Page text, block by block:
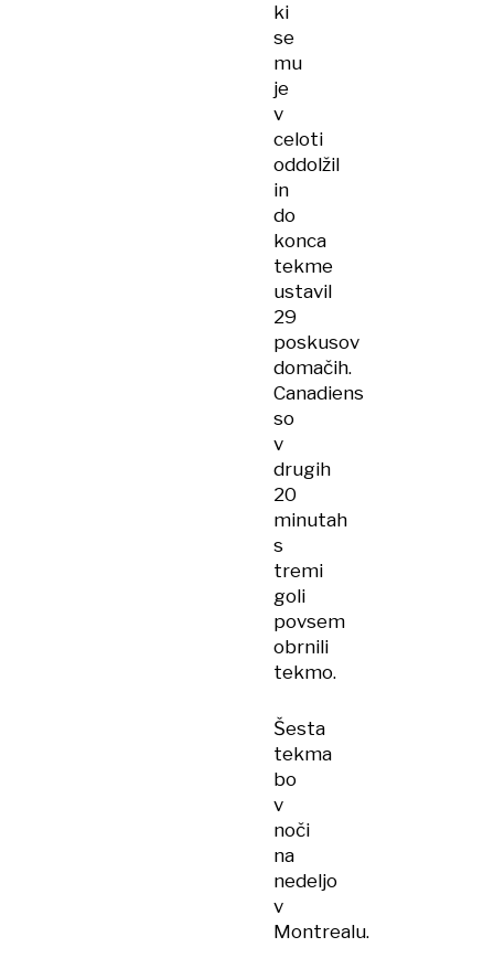
ki
se
mu
je
v
celoti
oddolžil
in
do
konca
tekme
ustavil
29
poskusov
domačih.
Canadiens
so
v
drugih
20
minutah
s
tremi
goli
povsem
obrnili
tekmo.
Šesta
tekma
bo
v
noči
na
nedeljo
v
Montrealu.